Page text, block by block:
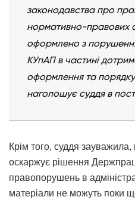
законодавства про
нормативно-правових
оформлено з
КУпАП в частині
оформлення та
наголошує суддя в
Крім того, суддя
оскаржує рішення
правопорушень в
матеріали не можуть поки